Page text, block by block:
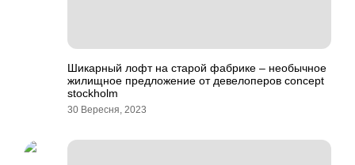
Шикарный лофт на старой фабрике – необычное
жилищное предложение от девелоперов concept
stockholm
30 Вересня, 2023